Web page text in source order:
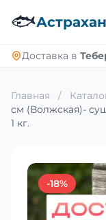
🐟
Доставка в
Главная /
см (Волжская)-
1 кг.
-18%